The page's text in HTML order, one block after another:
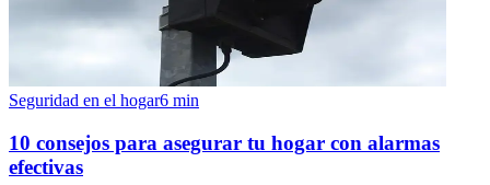
Seguridad en el hogar6 min
10 consejos para asegurar tu hogar con alarmas
efectivas